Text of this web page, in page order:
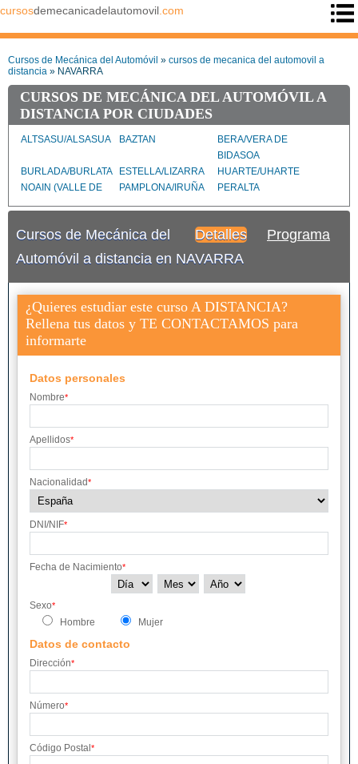
cursosdemecanicadelautomovil .com
Cursos de Mecánica del Automóvil » cursos de mecanica del automovil a
distancia » NAVARRA
CURSOS DE MECÁNICA DEL AUTOMÓVIL A
DISTANCIA POR CIUDADES
ALTSASU/ALSASUA BAZTAN
BERA/VERA DE
BIDASOA
BURLADA/BURLATA
ESTELLA/LIZARRA
HUARTE/UHARTE
NOAIN (VALLE DE
ELORZ)/NOAIN
PAMPLONA/IRUÑA PERALTA
SAN ADRIAN SANGÜESA/ZANGOZATAFALLA
TUDELA
Detalles Programa
Cursos de Mecánica del
Automóvil a distancia en NAVARRA
¿Quieres estudiar este curso A DISTANCIA?
Rellena tus datos y TE CONTACTAMOS para
informarte
Datos personales
Nombre*
Apellidos*
Nacionalidad*
DNI/NIF*
Fecha de Nacimiento*
Sexo*
Hombre Mujer
Datos de contacto
Dirección*
Número*
Código Postal *